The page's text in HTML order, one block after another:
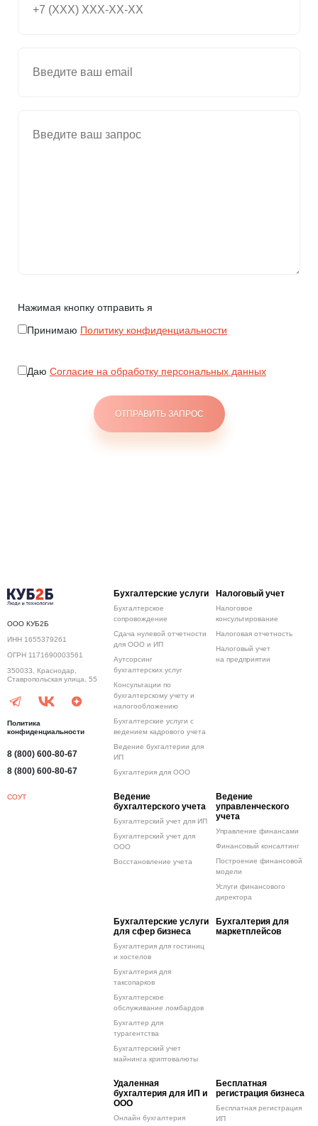
Нажимая кнопку отправить я
Принимаю Политику конфиденциальности
Даю Согласие на обработку персональных данных
ООО КУБ2Б
ИНН 1655379261
ОГРН 1171690003561
350033, Краснодар,
Ставропольская улица, 55
Политика
конфиденциальности
8 (800) 600-80-67
8 (800) 600-80-67
СОУТ
Бухгалтерские услуги
Бухгалтерское
сопровождение
Сдача нулевой отчетности
для ООО и ИП
Аутсорсинг
бухгалтерских услуг
Консультации по
бухгалтерскому учету и
налогообложению
Бухгалтерские услуги с
ведением кадрового учета
Ведение бухгалтерии для
ИП
Бухгалтерия для ООО
Налоговый учет
Налоговое
консультирование
Налоговая отчетность
Налоговый учет
на предприятии
Ведение
бухгалтерского учета
Бухгалтерский учет для ИП
Бухгалтерский учет для
ООО
Восстановление учета
Ведение
управленческого
учета
Управление финансами
Финансовый консалтинг
Построение финансовой
модели
Услуги финансового
директора
Бухгалтерские услуги
для сфер бизнеса
Бухгалтерия для гостиниц
и хостелов
Бухгалтерия для
таксопарков
Бухгалтерское
обслуживание ломбардов
Бухгалтер для
турагентства
Бухгалтерский учет
майнинга криптовалюты
Бухгалтерия для
маркетплейсов
Удаленная
бухгалтерия для ИП и
ООО
Онлайн бухгалтерия
Бесплатная
регистрация бизнеса
Бесплатная регистрация
ИП